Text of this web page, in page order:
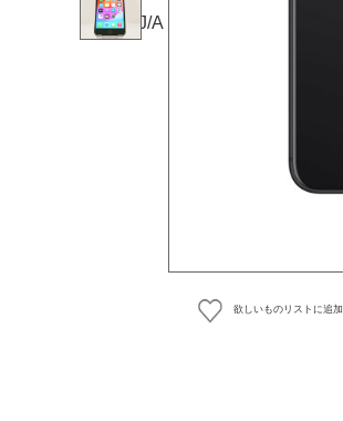
欲しいものリストに追加